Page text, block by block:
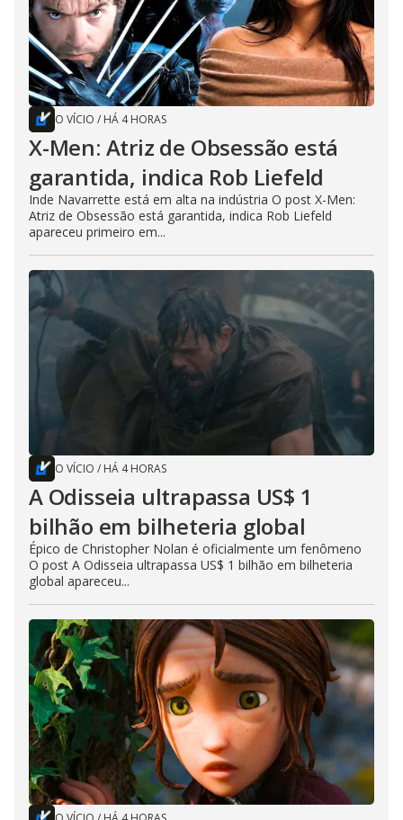
O VÍCIO / HÁ 4 HORAS
X-Men: Atriz de Obsessão está
garantida, indica Rob Liefeld
Inde Navarrette está em alta na indústria O post X-Men:
Atriz de Obsessão está garantida, indica Rob Liefeld
apareceu primeiro em...
O VÍCIO / HÁ 4 HORAS
A Odisseia ultrapassa US$ 1
bilhão em bilheteria global
Épico de Christopher Nolan é oficialmente um fenômeno
O post A Odisseia ultrapassa US$ 1 bilhão em bilheteria
global apareceu...